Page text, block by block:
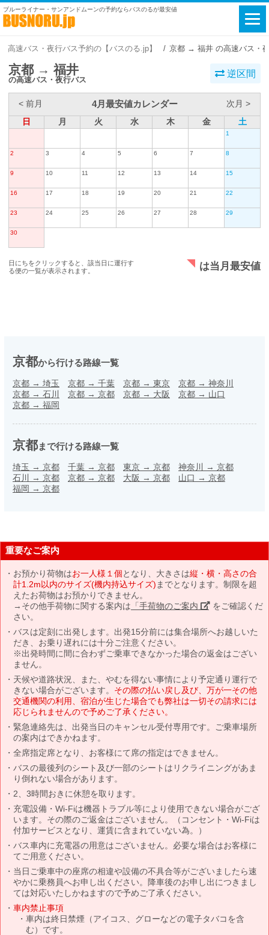
ブルーライナー・サンアンドムーンの予約ならバスのるが最安値
高速バス・夜行バス予約の【バスのる.jp】 京都 → 福井 の高速バス・
京都 → 福井
の高速バス・夜行バス
逆区間
< 前月 4月最安値カレンダー
次月 >
日
月 火 水 木 金 土
1
2 3 4 5 6 7 8
9 10 11 12 13 14 15
16 17 18 19 20 21 22
23 24 25 26 27 28 29
30
日にちをクリックすると、該当日に運行す
る便の一覧が表示されます。
は当月最安値
京都から行ける路線一覧
京都 → 埼玉 京都 → 千葉 京都 → 東京 京都 → 神奈川
京都 → 石川 京都 → 京都 京都 → 大阪 京都 → 山口
京都 → 福岡
京都まで行ける路線一覧
埼玉 → 京都 千葉 → 京都 東京 → 京都 神奈川 → 京都
石川 → 京都 京都 → 京都 大阪 → 京都 山口 → 京都
福岡 → 京都
重要なご案内
お預かり荷物はお一人様１個となり、大きさは縦・横・高さの合
計1.2m以内のサイズ(機内持込サイズ) までとなります。制限を超
えたお荷物はお預かりできません。
→その他手荷物に関する案内は 「手荷物のご案内」 をご確認くだ
さい。
バスは定刻に出発します。出発15分前には集合場所へお越しいた
だき、お乗り遅れには十分ご注意ください。
※出発時間に間に合わずご乗車できなかった場合の返金はござい
ません。
天候や道路状況、また、やむを得ない事情により予定通り運行で
きない場合がございます。 その際の払い戻し及び、万が一その他
交通機関の利用、宿泊が生じた場合でも弊社は一切その請求には
応じられませんので予めご了承ください。
緊急連絡先は、出発当日のキャンセル受付専用です。ご乗車場所
の案内はできかねます。
全席指定席となり、お客様にて席の指定はできません。
バスの最後列のシート及び一部のシートはリクライニングがあま
り倒れない場合があります。
2、3時間おきに休憩を取ります。
充電設備・Wi-Fiは機器トラブル等により使用できない場合がござ
います。その際のご返金はございません。（コンセント・Wi-Fiは
付加サービスとなり、運賃に含まれていない為。）
バス車内に充電器の用意はございません。必要な場合はお客様に
てご用意ください。
当日ご乗車中の座席の相違や設備の不具合等がございましたら速
やかに乗務員へお申し出ください。降車後のお申し出につきまし
ては対応いたしかねますので予めご了承ください。
車内禁止事項
車内は終日禁煙（アイコス、グローなどの電子タバコを含
む）です。